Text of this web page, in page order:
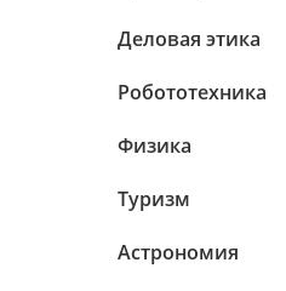
Деловая этика
Робототехника
Физика
Туризм
Астрономия